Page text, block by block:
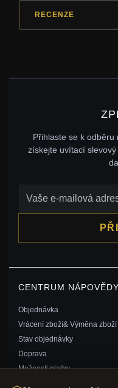
RECENZE
Přihlaste se k odběru
získejte uvítací
CENTRUM NÁPOVĚDY
Objednávka
Vrácení zboží& Výměna zboží
Stav objednávky
Doprava
Možnosti platby